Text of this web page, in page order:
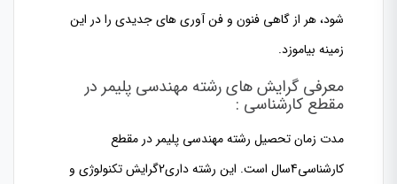
شود، هر از گاهی فنون و فن آوری های جدیدی را در این
زمینه بیاموزد.
معرفی گرایش های رشته مهندسی پلیمر در
مقطع کارشناسی :
مدت زمان تحصیل رشته مهندسی پلیمر در مقطع
کارشناسی4سال است. این رشته داری2گرایش تکنولوژی و